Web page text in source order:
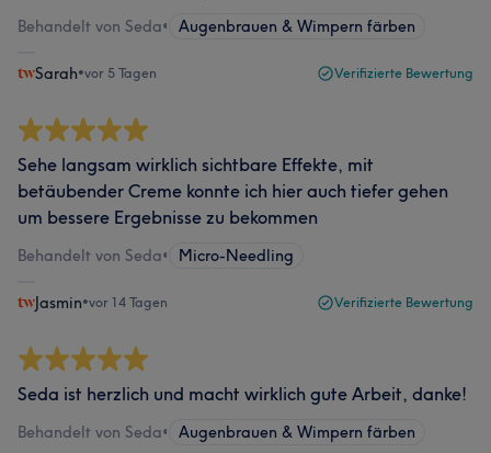
Behandelt von Seda• Augenbrauen & Wimpern färben
Sarah•vor 5 Tagen Verifizierte Bewertung
Sehe langsam wirklich sichtbare Effekte, mit
betäubender Creme konnte ich hier auch tiefer gehen
um bessere Ergebnisse zu bekommen
Behandelt von Seda• Micro-Needling
Jasmin•vor 14 Tagen Verifizierte Bewertung
Seda ist herzlich und macht wirklich gute Arbeit, danke!
Behandelt von Seda• Augenbrauen & Wimpern färben